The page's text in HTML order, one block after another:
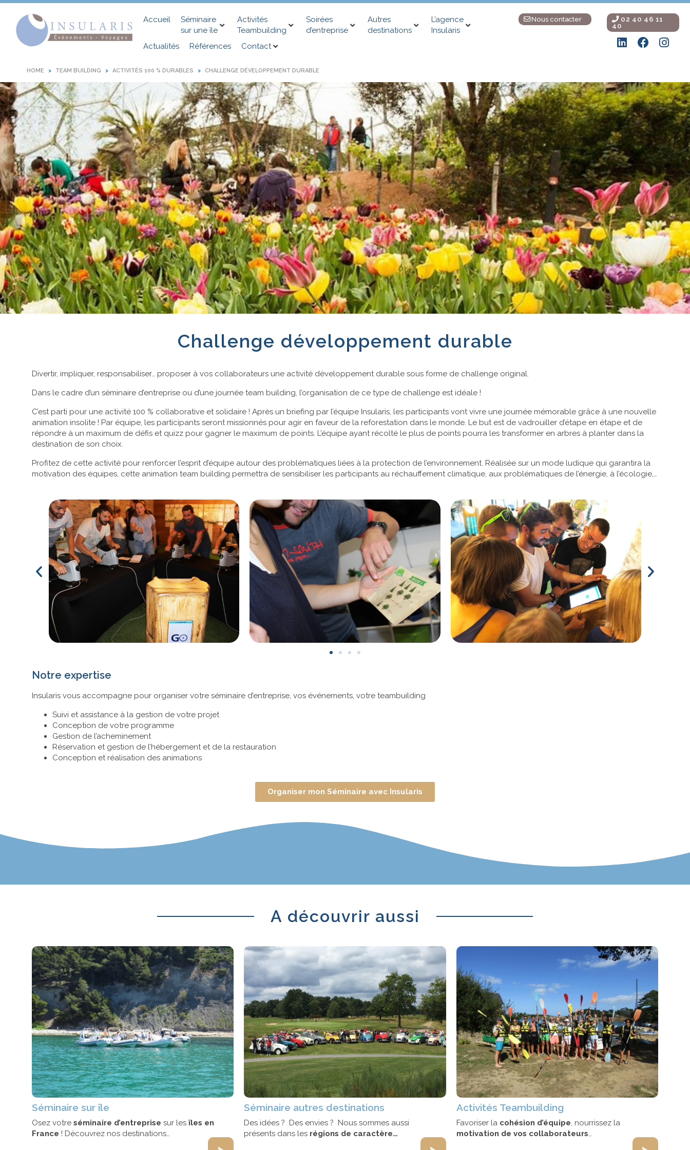
Accueil
Séminaire
sur une île
Activités
Teambuilding
Soirées
d’entreprise
Autres
destinations
L’agence
Insularis
Actualités
Références Contact
Nous contacter
02 40 46 11
40
HOME TEAM BUILDING ACTIVITÉS 100 % DURABLES CHALLENGE DÉVELOPPEMENT DURABLE
Challenge développement durable
Divertir, impliquer, responsabiliser… proposer à vos collaborateurs une activité développement durable sous forme de challenge original.
Dans le cadre d’un séminaire d’entreprise ou d’une journée team building, l’organisation de ce type de challenge est idéale !
C’est parti pour une activité 100 % collaborative et solidaire ! Après un briefing par l’équipe Insularis, les participants vont vivre une journée mémorable grâce à une nouvelle
animation insolite ! Par équipe, les participants seront missionnés pour agir en faveur de la reforestation dans le monde. Le but est de vadrouiller d’étape en étape et de
répondre à un maximum de défis et quizz pour gagner le maximum de points. L’équipe ayant récolté le plus de points pourra les transformer en arbres à planter dans la
destination de son choix.
Profitez de cette activité pour renforcer l’esprit d’équipe autour des problématiques liées à la protection de l’environnement. Réalisée sur un mode ludique qui garantira la
motivation des équipes, cette animation team building permettra de sensibiliser les participants au réchauffement climatique, aux problématiques de l’énergie, à l’écologie,…
Notre expertise
Insularis vous accompagne pour organiser votre séminaire d’entreprise, vos événements, votre teambuilding
Suivi et assistance à la gestion de votre projet
Conception de votre programme
Gestion de l’acheminement
Réservation et gestion de l’hébergement et de la restauration
Conception et réalisation des animations
Organiser mon Séminaire avec Insularis
A découvrir aussi
Séminaire sur île
Osez votre séminaire d’entreprise sur les îles en
France ! Découvrez nos destinations…
Séminaire autres destinations
Des idées ? Des envies ? Nous sommes aussi
présents dans les régions de caractère…
Activités Teambuilding
Favoriser lacohésion d’équipe, nourrissez la
motivation de vos collaborateurs…